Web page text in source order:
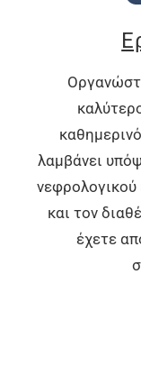
λαμβάνει
και τον
έχετε